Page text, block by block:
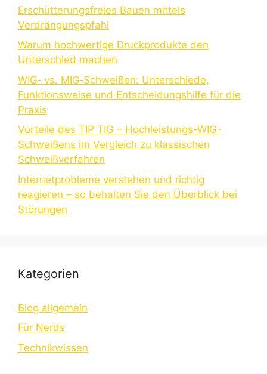
Erschütterungsfreies Bauen mittels
Verdrängungspfahl
Warum hochwertige Druckprodukte den
Unterschied machen
WIG‑ vs. MIG‑Schweißen: Unterschiede,
Funktionsweise und Entscheidungshilfe für die
Praxis
Vorteile des TIP TIG – Hochleistungs-WIG-
Schweißens im Vergleich zu klassischen
Schweißverfahren
Internetprobleme verstehen und richtig
reagieren – so behalten Sie den Überblick bei
Störungen
Kategorien
Blog allgemein
Für Nerds
Technikwissen